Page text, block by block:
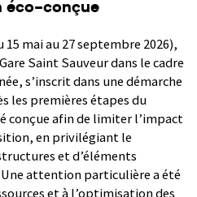
éco-conçue
15 mai au 27 septembre 2026),
Saint Sauveur dans le cadre
s’inscrit dans une démarche
les premières étapes du
conçue afin de limiter l’impact
en privilégiant le
et d’éléments
attention particulière a été
et à l’optimisation des